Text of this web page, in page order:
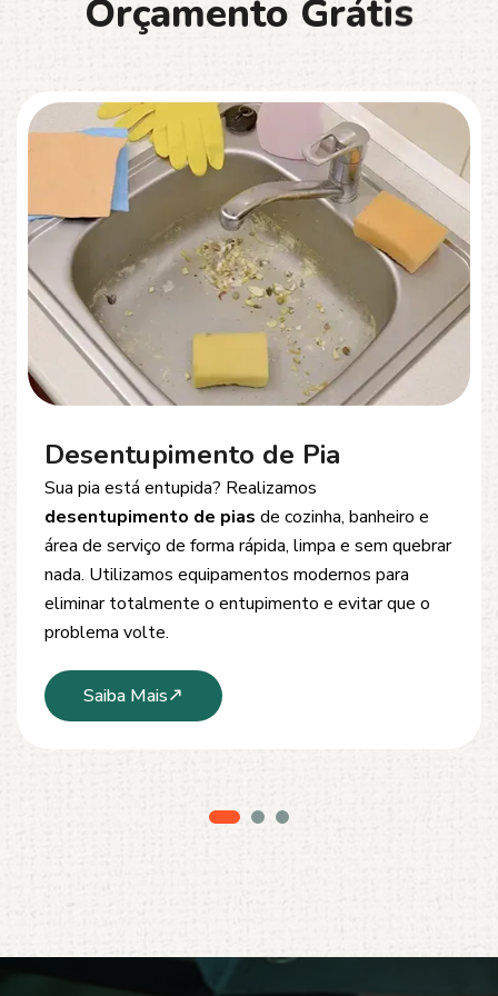
Orçamento Grátis
Desentupimento de Esgoto
Problemas comentupimento de esgoto
Oferecemos soluções rápidas e eficientes para
desobstrução de redes de esgoto, caixas de
inspeção e tubulações. Utilizamos equipamentos
modernos e técnicas seguras que garantem um
serviço limpo, ágil e sem danos à estrutura.
Saiba Mais